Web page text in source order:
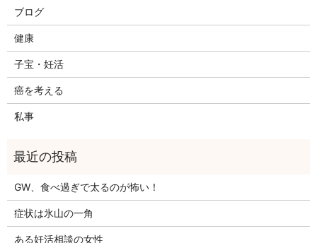
ブログ
健康
子宝・妊活
癌を考える
私事
GW、食べ過ぎで太るのが怖い！
症状は氷山の一角
ある妊活相談の女性